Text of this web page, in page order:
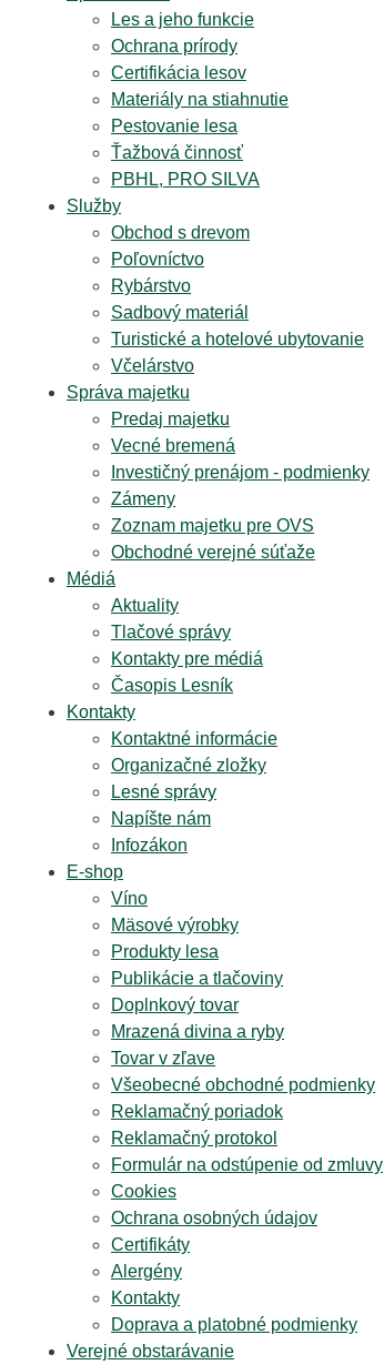
Les a jeho funkcie
Ochrana prírody
Certifikácia lesov
Materiály na stiahnutie
Pestovanie lesa
Ťažbová činnosť
PBHL, PRO SILVA
Služby
Obchod s drevom
Poľovníctvo
Rybárstvo
Sadbový materiál
Turistické a hotelové ubytovanie
Včelárstvo
Správa majetku
Predaj majetku
Vecné bremená
Investičný prenájom - podmienky
Zámeny
Zoznam majetku pre OVS
Obchodné verejné súťaže
Médiá
Aktuality
Tlačové správy
Kontakty pre médiá
Časopis Lesník
Kontakty
Kontaktné informácie
Organizačné zložky
Lesné správy
Napíšte nám
Infozákon
E-shop
Víno
Mäsové výrobky
Produkty lesa
Publikácie a tlačoviny
Doplnkový tovar
Mrazená divina a ryby
Tovar v zľave
Všeobecné obchodné podmienky
Reklamačný poriadok
Reklamačný protokol
Formulár na odstúpenie od zmluvy
Cookies
Ochrana osobných údajov
Certifikáty
Alergény
Kontakty
Doprava a platobné podmienky
Verejné obstarávanie